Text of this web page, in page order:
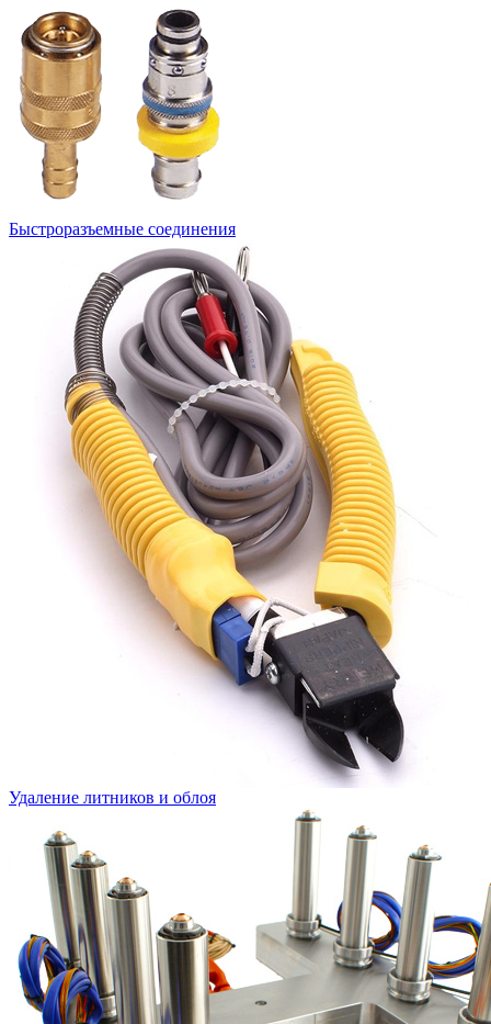
Быстроразъемные соединения
Удаление литников и облоя